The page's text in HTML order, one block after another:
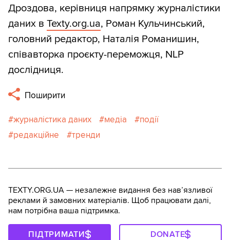
Дроздова, керівниця напрямку журналістики
даних в Texty.org.ua, Роман Кульчинський,
головний редактор, Наталія Романишин,
співавторка проєкту-переможця, NLP
дослідниця.
Поширити
журналістика даних медіа
події
редакційне
тренди
TEXTY.ORG.UA — незалежне видання без навʼязливої
реклами й замовних матеріалів. Щоб працювати далі,
нам потрібна ваша підтримка.
ПІДТРИМАТИ DONATE